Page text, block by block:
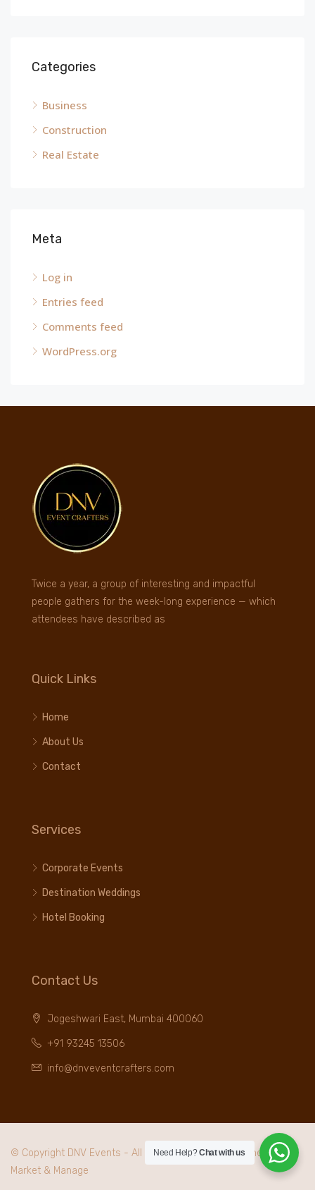
Categories
Business
Construction
Real Estate
Meta
Log in
Entries feed
Comments feed
WordPress.org
Twice a year, a group of interesting and impactful
people gathers for the week-long experience — which
attendees have described as
Quick Links
Home
About Us
Contact
Services
Corporate Events
Destination Weddings
Hotel Booking
Contact Us
Jogeshwari East, Mumbai 400060
+91 93245 13506
info@dnveventcrafters.com
© Copyright DNV Events - All rights reserved. Maintained byI
Market & Manage
Need Help?Chat with us